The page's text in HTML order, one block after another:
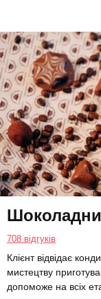
708 відгуків
Клієнт відвідає
мистецтву
допоможе на всіх